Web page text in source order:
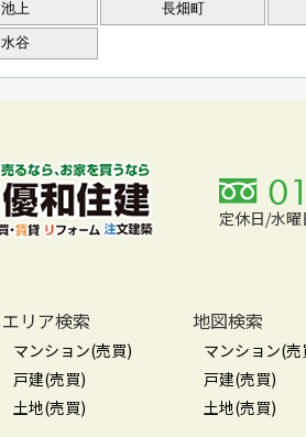
池上 長畑町
水谷
定休日/水曜
エリア検索
マンション(売買)
戸建(売買)
土地(売買)
地図検索
マンション(売
戸建(売買)
土地(売買)